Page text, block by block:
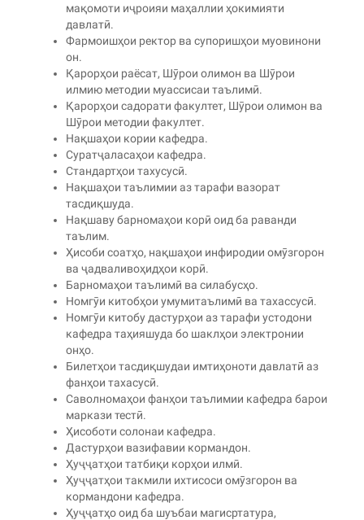
мақомоти иҷроияи маҳаллии ҳокимияти
давлатӣ.
Фармоишҳои ректор ва супоришҳои муовинони
он.
Қарорҳои раёсат, Шӯрои олимон ва Шӯрои
илмию методии муассисаи таълимӣ.
Қарорҳои садорати факултет, Шӯрои олимон ва
Шӯрои методии факултет.
Нақшаҳои кории кафедра.
Суратҷаласаҳои кафедра.
Стандартҳои тахусусӣ.
Нақшаҳои таълимии аз тарафи вазорат
тасдиқшуда.
Нақшаву барномаҳои корӣ оид ба раванди
таълим.
Ҳисоби соатҳо, нақшаҳои инфиродии омӯзгорон
ва ҷадваливоҳидҳои корӣ.
Барномаҳои таълимӣ ва силабусҳо.
Номгӯи китобҳои умумитаълимӣ ва тахассусӣ.
Номгӯи китобу дастурҳои аз тарафи устодони
кафедра таҳияшуда бо шаклҳои электронии
онҳо.
Билетҳои тасдиқшудаи имтиҳоноти давлатӣ аз
фанҳои тахасусӣ.
Саволномаҳои фанҳои таълимии кафедра барои
маркази тестӣ.
Ҳисоботи солонаи кафедра.
Дастурҳои вазифавии кормандон.
Ҳуҷҷатҳои татбиқи корҳои илмӣ.
Ҳуҷҷатҳои такмили ихтисоси омӯзгорон ва
кормандони кафедра.
Ҳуҷҷатҳо оид ба шуъбаи магисртатура,